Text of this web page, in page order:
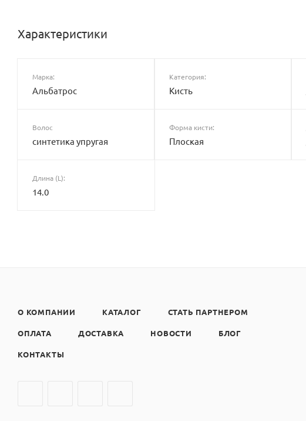
Характеристики
Марка:
Альбатрос
Категория:
Кисть
Волос
синтетика упругая
Форма кисти:
Плоская
Длина (L):
14.0
О КОМПАНИИ КАТАЛОГ СТАТЬ ПАРТНЕРОМ
ОПЛАТА ДОСТАВКА НОВОСТИ БЛОГ
КОНТАКТЫ